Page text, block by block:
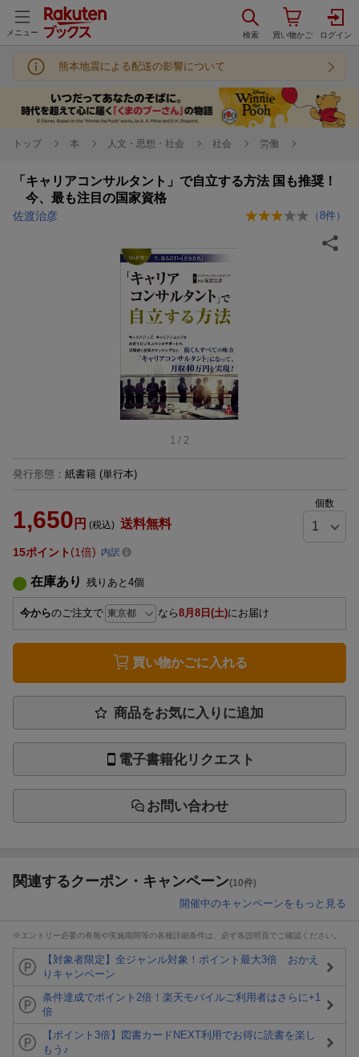
メニュー
熊本地震による配送の影響について
トップ 本 人文・思想・社会 社会 労働
「キャリアコンサルタント」で自立する方法 国も推奨！
今、最も注目の国家資格
佐渡治彦 （8件）
1 / 2
発行形態 ： 紙書籍 (単行本)
1,650 円 (税込) 送料無料
個数
15ポイント 1倍 内訳
在庫あり 残りあと 4個
今からのご注文で なら8月8日(土)にお届け
買い物かごに入れる
商品をお気に入りに追加
電子書籍化リクエスト
お問い合わせ
関連するクーポン・キャンペーン(10件)
開催中のキャンペーンをもっと見る
※エントリー必要の有無や実施期間等の各種詳細条件は、必ず各説明頁でご確認ください。
【対象者限定】全ジャンル対象！ポイント最大3倍 おかえ
りキャンペーン
条件達成でポイント2倍！楽天モバイルご利用者はさらに+1
倍
【ポイント3倍】図書カードNEXT利用でお得に読書を楽し
もう♪